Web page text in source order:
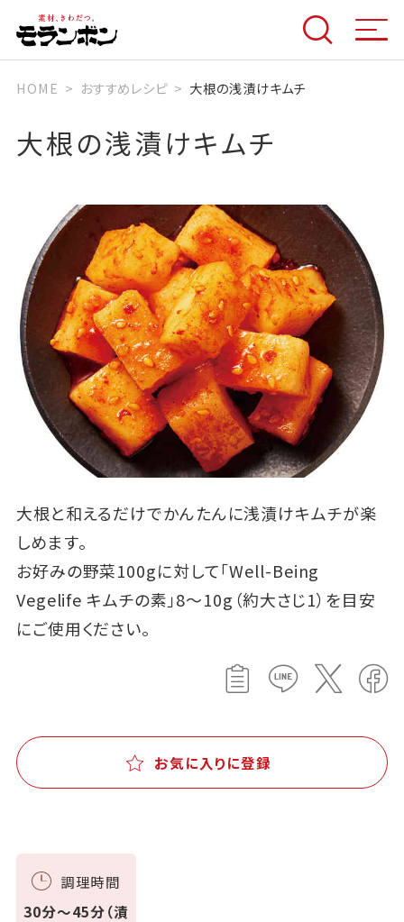
HOME おすすめレシピ 大根の浅漬けキムチ
大根の浅漬けキムチ
大根と和えるだけでかんたんに浅漬けキムチが楽
しめます。
お好みの野菜100gに対して「Well-Being
Vegelife キムチの素」8～10g（約大さじ1）を目安
にご使用ください。
お気に入りに登録
調理時間
30分～45分（漬